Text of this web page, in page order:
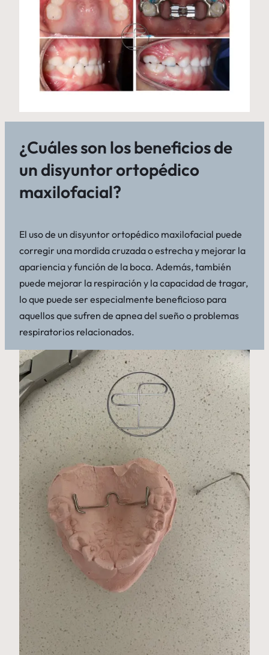
¿Cuáles son los beneficios de
un disyuntor ortopédico
maxilofacial?
El uso de un disyuntor ortopédico maxilofacial puede
corregir una mordida cruzada o estrecha y mejorar la
apariencia y función de la boca. Además, también
puede mejorar la respiración y la capacidad de tragar,
lo que puede ser especialmente beneficioso para
aquellos que sufren de apnea del sueño o problemas
respiratorios relacionados.